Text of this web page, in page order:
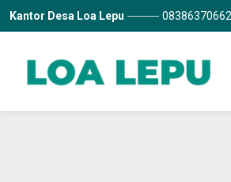
Kantor Desa Loa Lepu